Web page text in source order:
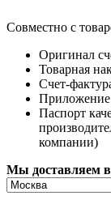
Совместно с
Оригинал
Товарная
Счет-
Приложение
Паспорт
компании)
Мы доставляем в